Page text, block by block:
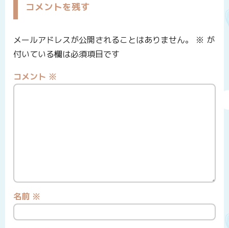
コメントを残す
メールアドレスが公開されることはありません。 ※ が
付いている欄は必須項目です
コメント ※
名前 ※